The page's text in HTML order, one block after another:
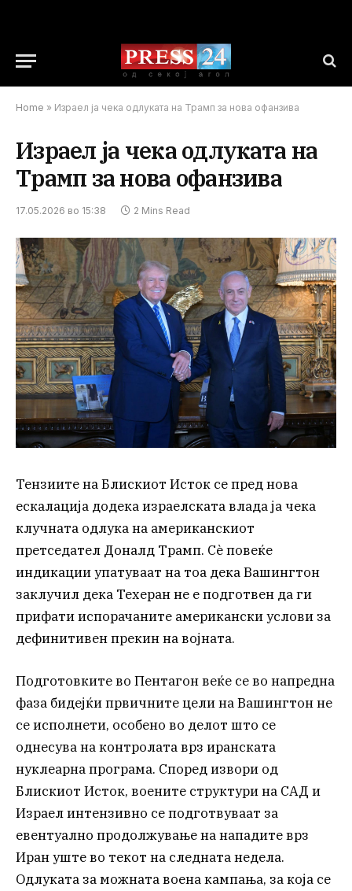
Home » Израел ја чека одлуката на Трамп за нова офанзива
Израел ја чека одлуката на
Трамп за нова офанзива
17.05.2026 во 15:38 2 Mins Read
Тензиите на Блискиот Исток се пред нова
ескалација додека израелската влада ја чека
клучната одлука на американскиот
претседател Доналд Трамп. Сè повеќе
индикации упатуваат на тоа дека Вашингтон
заклучил дека Техеран не е подготвен да ги
прифати испорачаните американски услови за
дефинитивен прекин на војната.
Подготовките во Пентагон веќе се во напредна
фаза бидејќи првичните цели на Вашингтон не
се исполнети, особено во делот што се
однесува на контролата врз иранската
нуклеарна програма. Според извори од
Блискиот Исток, воените структури на САД и
Израел интензивно се подготвуваат за
евентуално продолжување на нападите врз
Иран уште во текот на следната недела.
Одлуката за можната воена кампања, за која се